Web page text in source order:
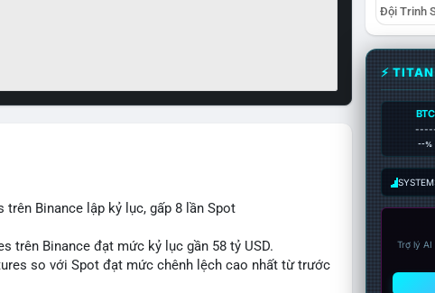
Binance lập kỷ lục, gấp 8 lần Spot
trên Binance đạt mức kỷ lục gần 58 tỷ USD.
so với Spot đạt mức chênh lệch cao nhất từ trước
⚡
BTC
--%
Trợ lý